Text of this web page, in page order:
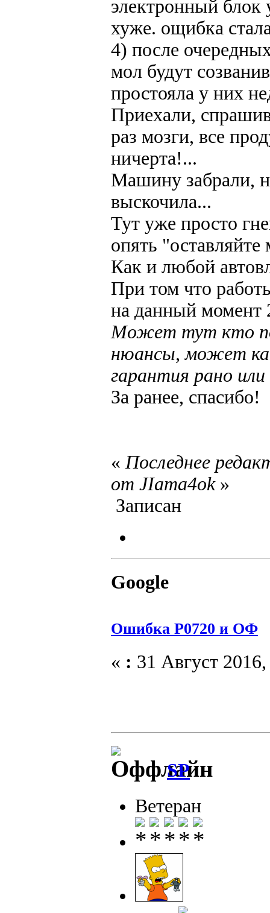
электронный блок
хуже. ощибка
4) после
мол будут
простояла у них
Приехали,
раз мозги, все
ничерта!...
Машину забрали,
выскочила...
Тут уже просто
опять
Как и любой
При том что
на данный
Может тут кто
нюансы, может
гарантия рано
За ранее, спасибо!
«Последнее
от JIama4ok»
Записан
Google
Ошибка P0720 и ОФ
« : 31 Август
SP
Ветеран